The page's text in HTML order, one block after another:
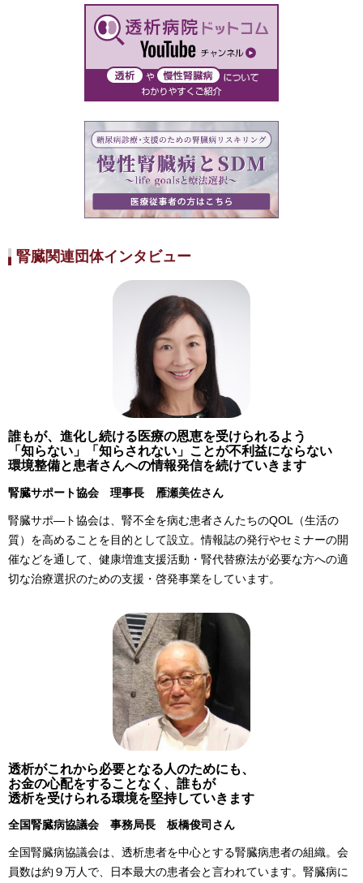
腎臓関連団体インタビュー
誰もが、進化し続ける医療の恩恵を受けられるよう
「知らない」「知らされない」ことが不利益にならない
環境整備と患者さんへの情報発信を続けていきます
腎臓サポート協会 理事長 雁瀬美佐さん
腎臓サポ―ト協会は、腎不全を病む患者さんたちのQOL（生活の
質）を高めることを目的として設立。情報誌の発行やセミナーの開
催などを通して、健康増進支援活動・腎代替療法が必要な方への適
切な治療選択のための支援・啓発事業をしています。
透析がこれから必要となる人のためにも、
お金の心配をすることなく、誰もが
透析を受けられる環境を堅持していきます
全国腎臓病協議会 事務局長 板橋俊司さん
全国腎臓病協議会は、透析患者を中心とする腎臓病患者の組織。会
員数は約９万人で、日本最大の患者会と言われています。腎臓病に